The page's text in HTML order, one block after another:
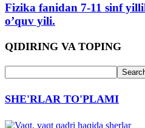
Fizika fanidan 7-11 sinf
o’quv yili.
QIDIRING VA TOPING
SHE'RLAR TO'PLAMI